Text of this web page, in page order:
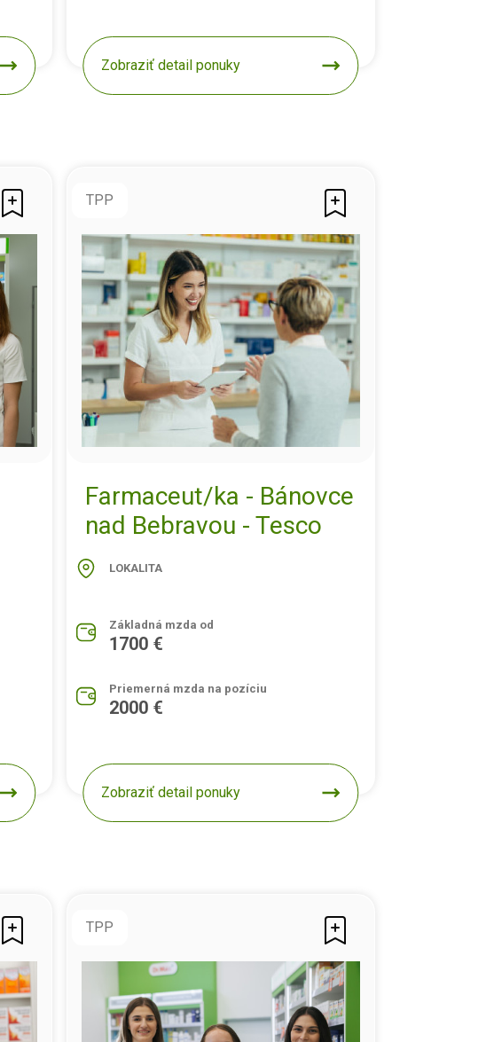
Zobraziť detail ponuky
TPP
Farmaceut/ka - Bánovce
nad Bebravou - Tesco
LOKALITA
Základná mzda od
1700 €
Priemerná mzda na pozíciu
2000 €
Zobraziť detail ponuky
TPP